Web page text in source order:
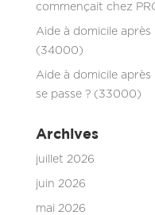
commençait chez
Aide à domicile
(34000)
Aide à domicile
se passe ? (33000)
Archives
juillet 2026
juin 2026
mai 2026